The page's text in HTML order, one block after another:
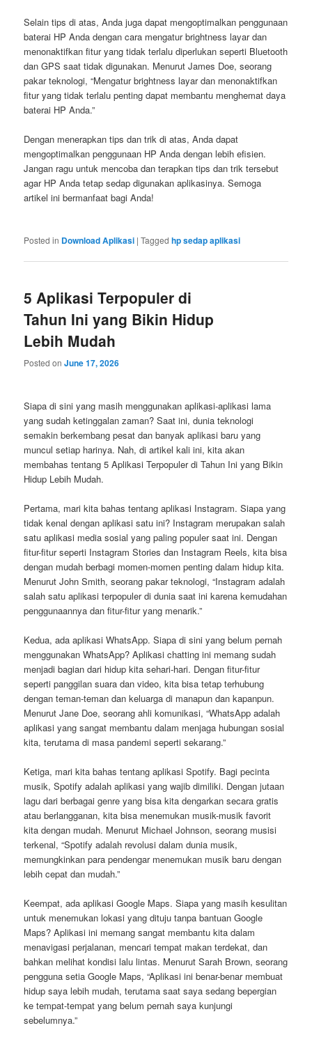
Selain tips di atas, Anda juga dapat mengoptimalkan penggunaan
baterai HP Anda dengan cara mengatur brightness layar dan
menonaktifkan fitur yang tidak terlalu diperlukan seperti Bluetooth
dan GPS saat tidak digunakan. Menurut James Doe, seorang
pakar teknologi, “Mengatur brightness layar dan menonaktifkan
fitur yang tidak terlalu penting dapat membantu menghemat daya
baterai HP Anda.”
Dengan menerapkan tips dan trik di atas, Anda dapat
mengoptimalkan penggunaan HP Anda dengan lebih efisien.
Jangan ragu untuk mencoba dan terapkan tips dan trik tersebut
agar HP Anda tetap sedap digunakan aplikasinya. Semoga
artikel ini bermanfaat bagi Anda!
Posted in Download Aplikasi |Tagged hp sedap aplikasi
5 Aplikasi Terpopuler di
Tahun Ini yang Bikin Hidup
Lebih Mudah
Posted onJune 17, 2026
Siapa di sini yang masih menggunakan aplikasi-aplikasi lama
yang sudah ketinggalan zaman? Saat ini, dunia teknologi
semakin berkembang pesat dan banyak aplikasi baru yang
muncul setiap harinya. Nah, di artikel kali ini, kita akan
membahas tentang 5 Aplikasi Terpopuler di Tahun Ini yang Bikin
Hidup Lebih Mudah.
Pertama, mari kita bahas tentang aplikasi Instagram. Siapa yang
tidak kenal dengan aplikasi satu ini? Instagram merupakan salah
satu aplikasi media sosial yang paling populer saat ini. Dengan
fitur-fitur seperti Instagram Stories dan Instagram Reels, kita bisa
dengan mudah berbagi momen-momen penting dalam hidup kita.
Menurut John Smith, seorang pakar teknologi, “Instagram adalah
salah satu aplikasi terpopuler di dunia saat ini karena kemudahan
penggunaannya dan fitur-fitur yang menarik.”
Kedua, ada aplikasi WhatsApp. Siapa di sini yang belum pernah
menggunakan WhatsApp? Aplikasi chatting ini memang sudah
menjadi bagian dari hidup kita sehari-hari. Dengan fitur-fitur
seperti panggilan suara dan video, kita bisa tetap terhubung
dengan teman-teman dan keluarga di manapun dan kapanpun.
Menurut Jane Doe, seorang ahli komunikasi, “WhatsApp adalah
aplikasi yang sangat membantu dalam menjaga hubungan sosial
kita, terutama di masa pandemi seperti sekarang.”
Ketiga, mari kita bahas tentang aplikasi Spotify. Bagi pecinta
musik, Spotify adalah aplikasi yang wajib dimiliki. Dengan jutaan
lagu dari berbagai genre yang bisa kita dengarkan secara gratis
atau berlangganan, kita bisa menemukan musik-musik favorit
kita dengan mudah. Menurut Michael Johnson, seorang musisi
terkenal, “Spotify adalah revolusi dalam dunia musik,
memungkinkan para pendengar menemukan musik baru dengan
lebih cepat dan mudah.”
Keempat, ada aplikasi Google Maps. Siapa yang masih kesulitan
untuk menemukan lokasi yang dituju tanpa bantuan Google
Maps? Aplikasi ini memang sangat membantu kita dalam
menavigasi perjalanan, mencari tempat makan terdekat, dan
bahkan melihat kondisi lalu lintas. Menurut Sarah Brown, seorang
pengguna setia Google Maps, “Aplikasi ini benar-benar membuat
hidup saya lebih mudah, terutama saat saya sedang bepergian
ke tempat-tempat yang belum pernah saya kunjungi
sebelumnya.”